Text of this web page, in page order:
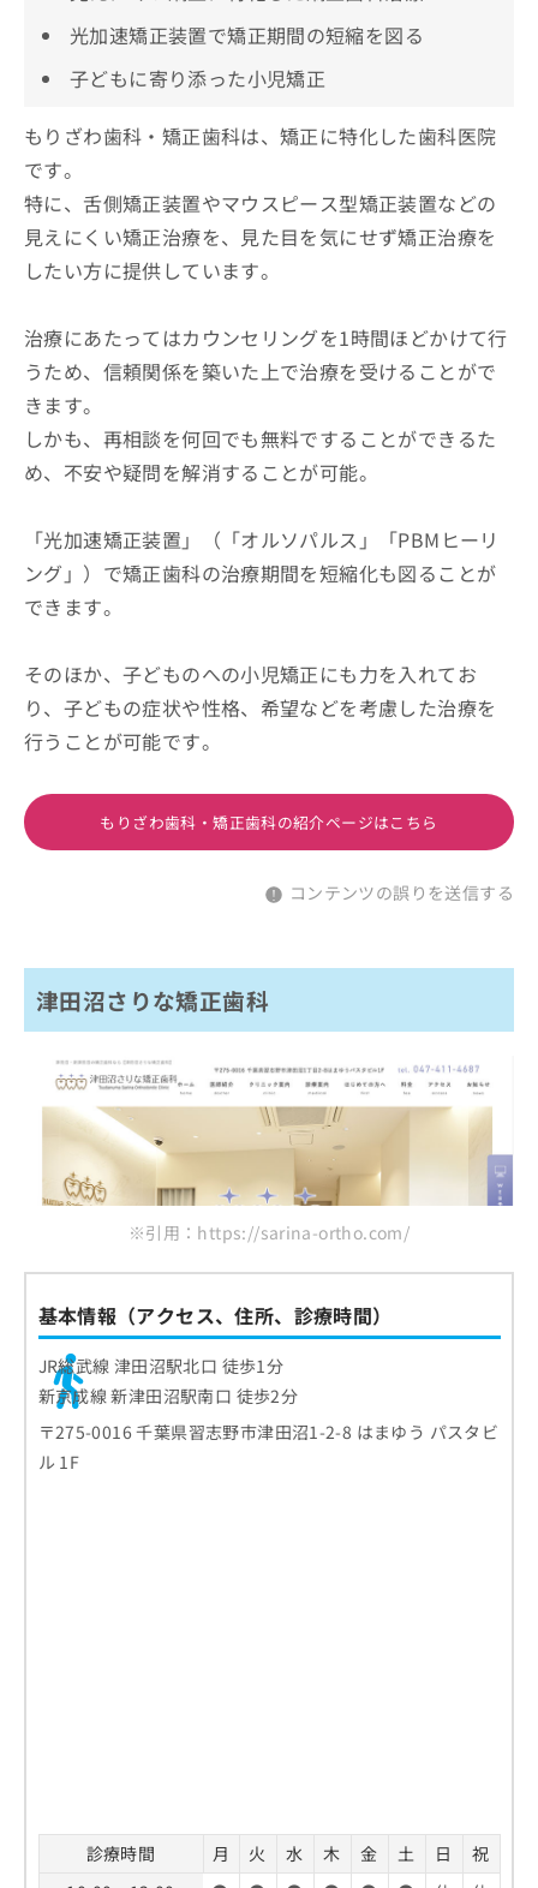
光加速矯正装置で矯正期間の短縮を図る
子どもに寄り添った小児矯正
もりざわ歯科・矯正歯科は、矯正に特化した歯科医院
です。
特に、舌側矯正装置やマウスピース型矯正装置などの
見えにくい矯正治療を、見た目を気にせず矯正治療を
したい方に提供しています。
治療にあたってはカウンセリングを1時間ほどかけて行
うため、信頼関係を築いた上で治療を受けることがで
きます。
しかも、再相談を何回でも無料ですることができるた
め、不安や疑問を解消することが可能。
「光加速矯正装置」（「オルソパルス」「PBMヒーリ
ング」）で矯正歯科の治療期間を短縮化も図ることが
できます。
そのほか、子どものへの小児矯正にも力を入れてお
り、子どもの症状や性格、希望などを考慮した治療を
行うことが可能です。
もりざわ歯科・矯正歯科の紹介ページはこちら
コンテンツの誤りを送信する
津田沼さりな矯正歯科
※引用：https://sarina-ortho.com/
基本情報（アクセス、住所、診療時間）
JR総武線 津田沼駅北口 徒歩1分
新京成線 新津田沼駅南口 徒歩2分
〒275-0016 千葉県習志野市津田沼1-2-8 はまゆう パスタビ
ル 1F
診療時間 月 火 水 木 金 土 日
祝